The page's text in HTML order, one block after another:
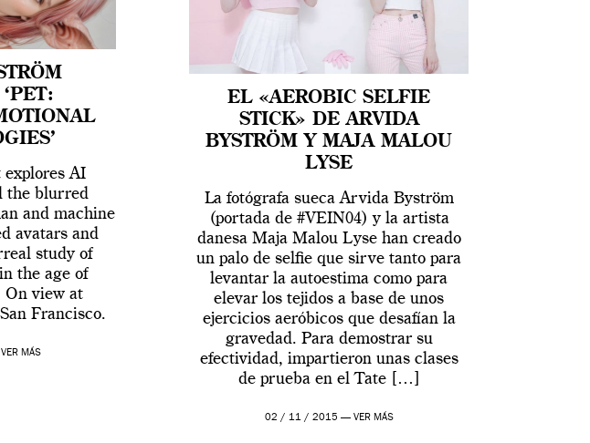
explores AI
the blurred
and machine
avatars and
study of
the age of
view at
Francisco.
VER MÁS
EL «AEROBIC SELFIE
STICK» DE ARVIDA
BYSTRÖM Y MAJA MALOU
LYSE
La fotógrafa sueca Arvida Byström
(portada de #VEIN04) y la artista
danesa Maja Malou Lyse han creado
un palo de selfie que sirve tanto para
levantar la autoestima como para
elevar los tejidos a base de unos
ejercicios aeróbicos que desafían la
gravedad. Para demostrar su
efectividad, impartieron unas clases
de prueba en el Tate […]
02 / 11 / 2015 — VER MÁS